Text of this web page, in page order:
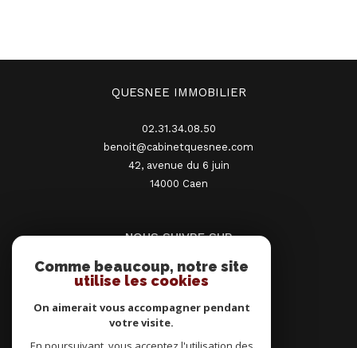
QUESNEE IMMOBILIER
02.31.34.08.50
benoit@cabinetquesnee.com
42, avenue du 6 juin
14000
caen
NOUS SUIVRE SUR
Comme beaucoup, notre site
utilise les cookies
On aimerait vous accompagner pendant
votre visite.